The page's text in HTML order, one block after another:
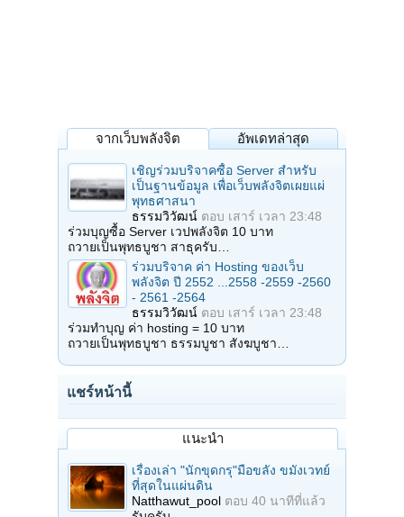
จากเว็บพลังจิต อัพเดทล่าสุด
เชิญร่วมบริจาคซื้อ Server สำหรับ
เป็นฐานข้อมูล เพื่อเว็บพลังจิตเผยแผ่
พุทธศาสนา
ธรรมวิวัฒน์ ตอบ เสาร์ เวลา 23:48
ร่วมบุญซื้อ Server เวปพลังจิต 10 บาท
ถวายเป็นพุทธบูชา สาธุครับ…
ร่วมบริจาค ค่า Hosting ของเว็บ
พลังจิต ปี 2552 ...2558 -2559 -2560
- 2561 -2564
ธรรมวิวัฒน์ ตอบ เสาร์ เวลา 23:48
ร่วมทำบุญ ค่า hosting = 10 บาท
ถวายเป็นพุทธบูชา ธรรมบูชา สังฆบูชา…
แชร์หน้านี้
แนะนำ
เรื่องเล่า "นักขุดกรุ"มือขลัง ขมังเวทย์
ที่สุดในแผ่นดิน
Natthawut_pool ตอบ 40 นาทีที่แล้ว